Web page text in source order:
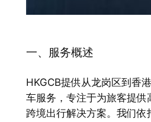
一、服务概述
HKGCB提供从龙岗区到香
车服务，专注于为旅客提供
跨境出行解决方案。我们依